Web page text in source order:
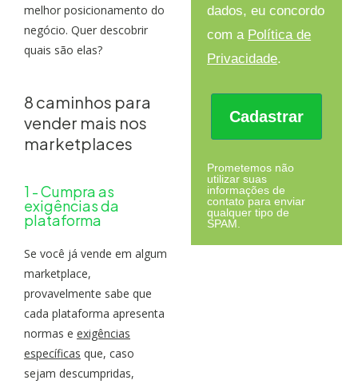
melhor posicionamento do
negócio. Quer descobrir
quais são elas?
8 caminhos para
vender mais nos
marketplaces
1 - Cumpra as
exigências da
plataforma
Se você já vende em algum
marketplace,
provavelmente sabe que
cada plataforma apresenta
normas e exigências
específicas que, caso
sejam descumpridas,
dados, eu concordo
com a Política de
Privacidade.
Cadastrar
Prometemos não
utilizar suas
informações de
contato para enviar
qualquer tipo de
SPAM.